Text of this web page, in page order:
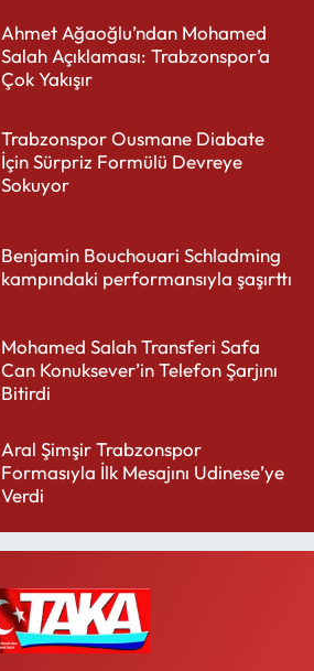
Ahmet Ağaoğlu’ndan Mohamed
Salah Açıklaması: Trabzonspor’a
Çok Yakışır
Trabzonspor Ousmane Diabate
İçin Sürpriz Formülü Devreye
Sokuyor
Benjamin Bouchouari Schladming
kampındaki performansıyla şaşırttı
Mohamed Salah Transferi Safa
Can Konuksever’in Telefon Şarjını
Bitirdi
Aral Şimşir Trabzonspor
Formasıyla İlk Mesajını Udinese’ye
Verdi